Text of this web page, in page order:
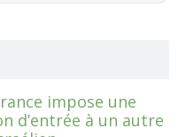
impose une
d’entrée à un autre